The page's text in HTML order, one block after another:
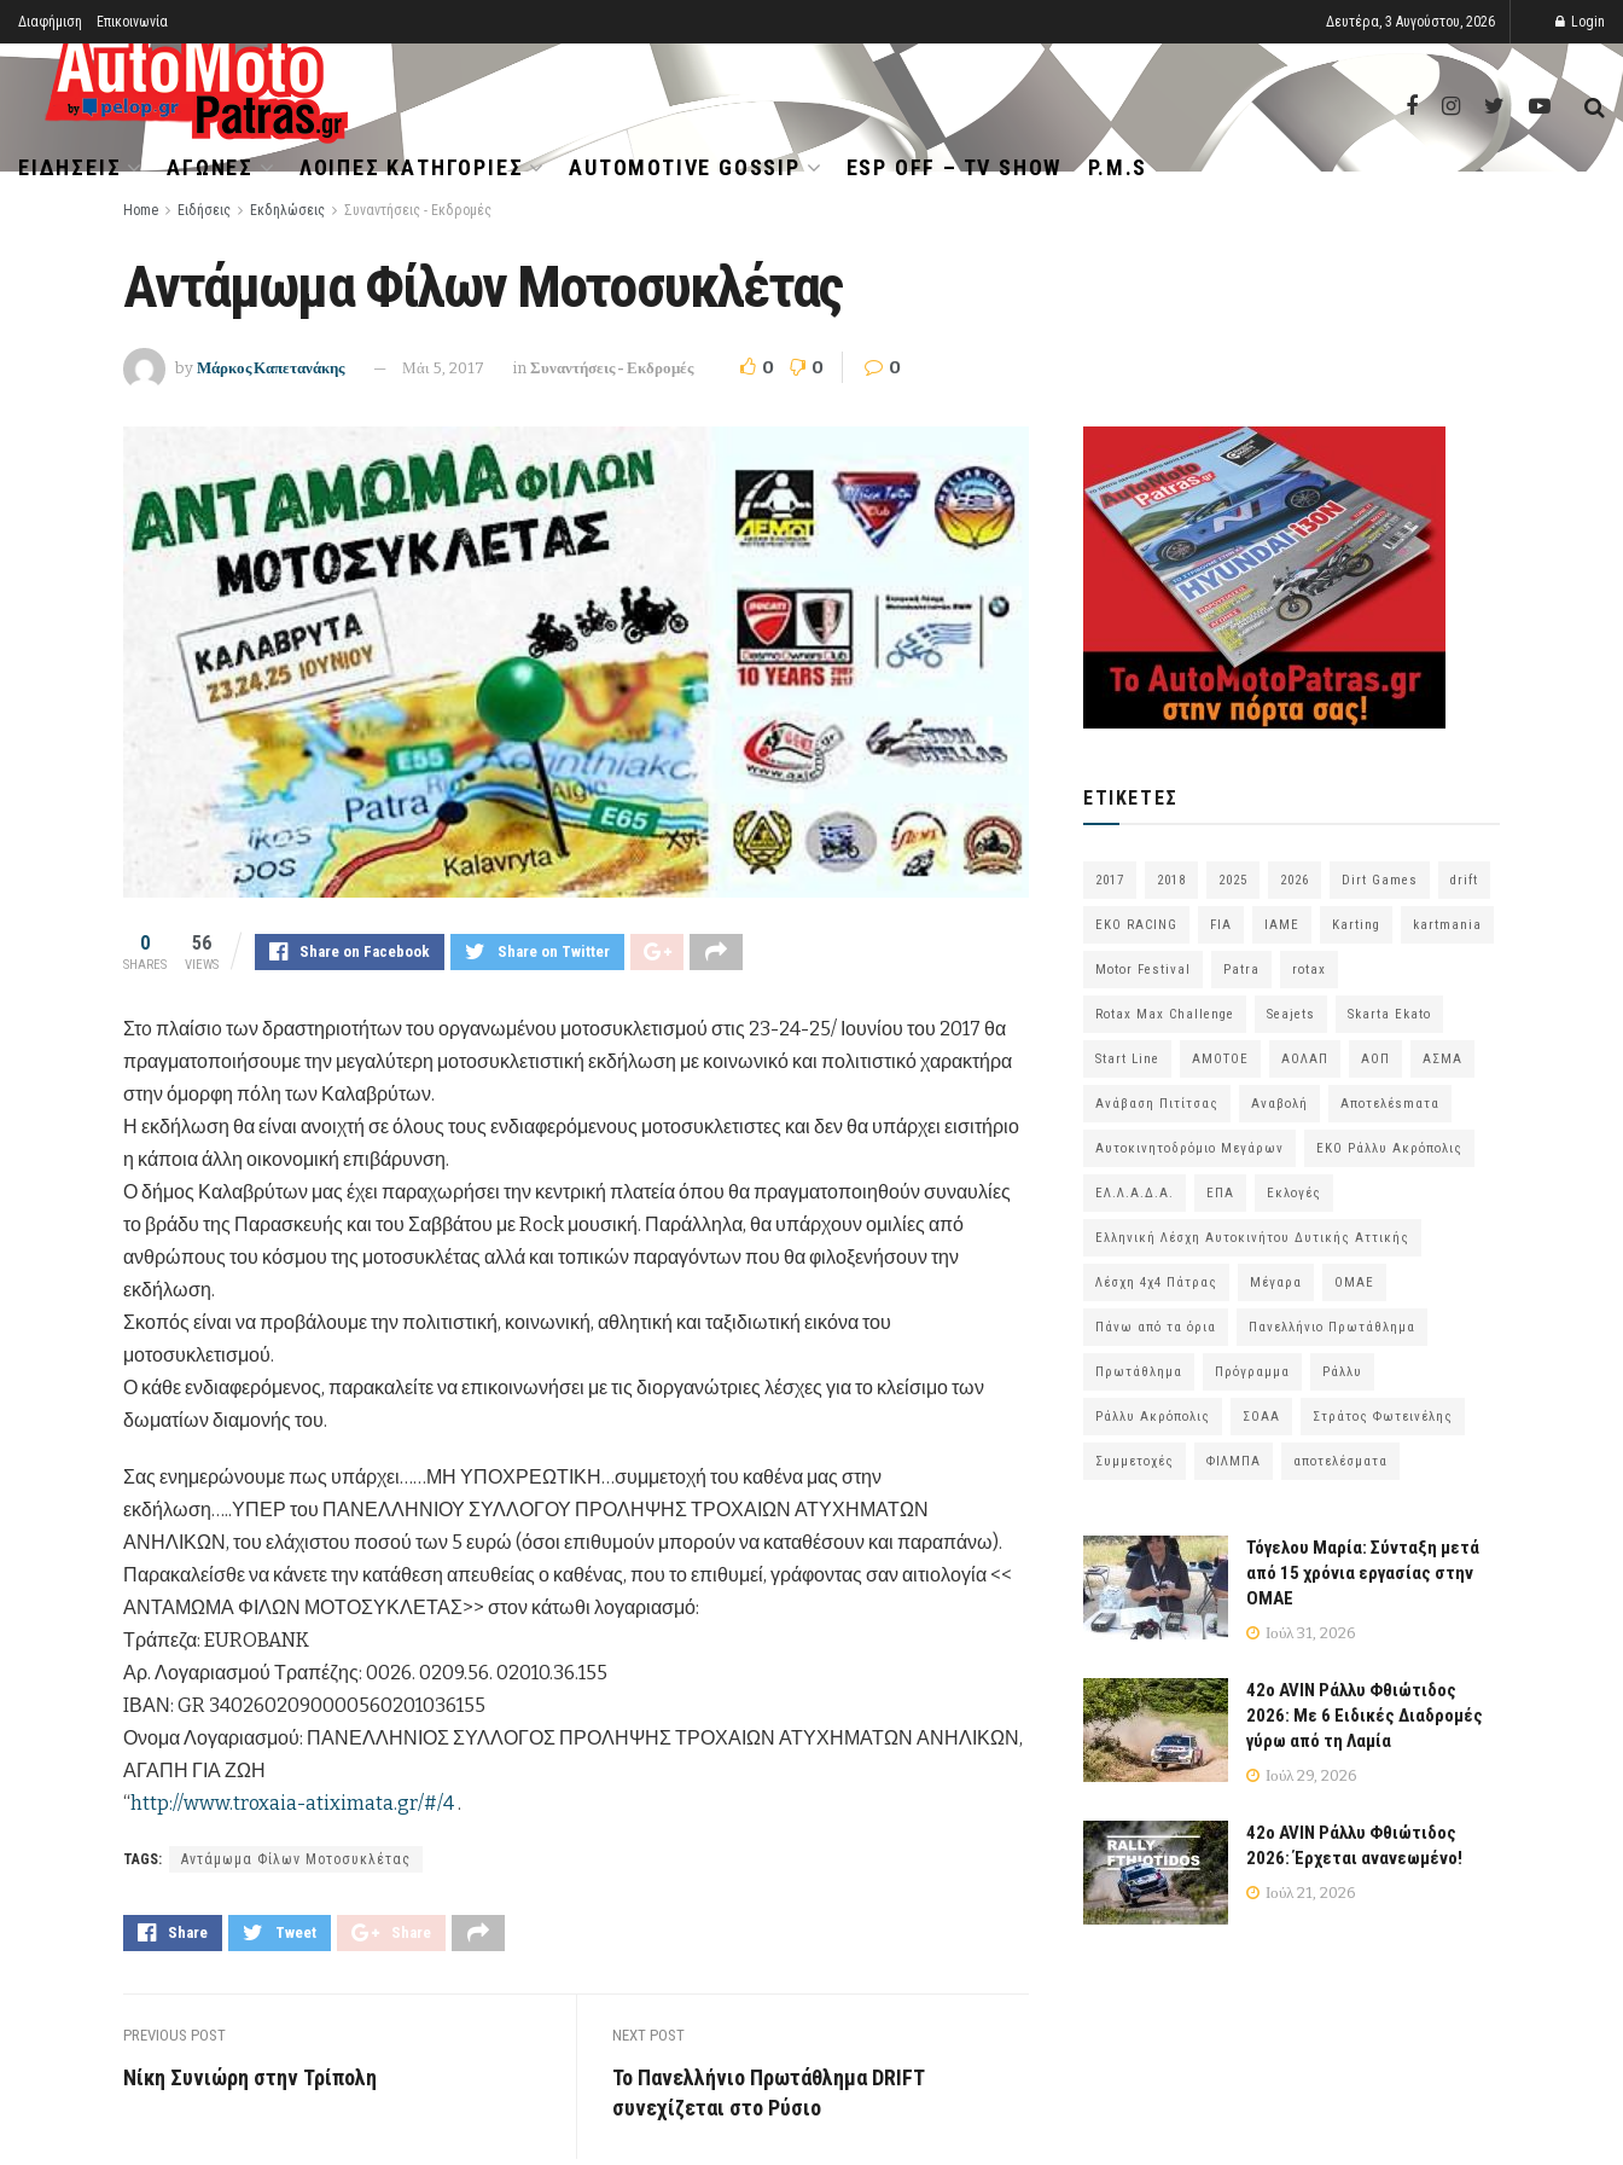
Διαφήμιση Επικοινωνία Δευτέρα, 3 Αυγούστου, 2026 Login
ΕΙΔΉΣΕΙΣ ΑΓΏΝΕΣ ΛΟΙΠΈΣ ΚΑΤΗΓΟΡΊΕΣ AUTOMOTIVE GOSSIP ESP OFF – TV SHOW P.M.S
Home Ειδήσεις Εκδηλώσεις Συναντήσεις - Εκδρομές
Αντάμωμα Φίλων Μοτοσυκλέτας
by Μάρκος Καπετανάκης Μάι 5, 2017 in Συναντήσεις - Εκδρομές 0 0 0
0
SHARES
56
VIEWS
Share on Facebook Share on Twitter
Στo πλαίσιo των δραστηριοτήτων του οργανωμένου μοτοσυκλετισμού στις 23-24-25/ Ιουνίου του 2017 θα
πραγματοποιήσουμε την μεγαλύτερη μοτοσυκλετιστική εκδήλωση με κοινωνικό και πολιτιστικό χαρακτήρα
στην όμορφη πόλη των Καλαβρύτων.
Η εκδήλωση θα είναι ανοιχτή σε όλους τους ενδιαφερόμενους μοτοσυκλετιστες και δεν θα υπάρχει εισιτήριο
η κάποια άλλη οικονομική επιβάρυνση.
Ο δήμος Καλαβρύτων μας έχει παραχωρήσει την κεντρική πλατεία όπου θα πραγματοποιηθούν συναυλίες
το βράδυ της Παρασκευής και του Σαββάτου με Rock μουσική. Παράλληλα, θα υπάρχουν ομιλίες από
ανθρώπους του κόσμου της μοτοσυκλέτας αλλά και τοπικών παραγόντων που θα φιλοξενήσουν την
εκδήλωση.
Σκοπός είναι να προβάλουμε την πολιτιστική, κοινωνική, αθλητική και ταξιδιωτική εικόνα του
μοτοσυκλετισμού.
Ο κάθε ενδιαφερόμενος, παρακαλείτε να επικοινωνήσει με τις διοργανώτριες λέσχες για το κλείσιμο των
δωματίων διαμονής του.
Σας ενημερώνουμε πως υπάρχει……ΜΗ ΥΠΟΧΡΕΩΤΙΚΗ…συμμετοχή του καθένα μας στην
εκδήλωση…..ΥΠΕΡ του ΠΑΝΕΛΛΗΝΙΟΥ ΣΥΛΛΟΓΟΥ ΠΡΟΛΗΨΗΣ ΤΡΟΧΑΙΩΝ ΑΤΥΧΗΜΑΤΩΝ
ΑΝΗΛΙΚΩΝ, του ελάχιστου ποσού των 5 ευρώ (όσοι επιθυμούν μπορούν να καταθέσουν και παραπάνω).
Παρακαλείσθε να κάνετε την κατάθεση απευθείας ο καθένας, που το επιθυμεί, γράφοντας σαν αιτιολογία <<
ΑΝΤΑΜΩΜΑ ΦΙΛΩΝ ΜΟΤΟΣΥΚΛΕΤΑΣ>> στον κάτωθι λογαριασμό:
Τράπεζα: EUROBANK
Αρ. Λογαριασμού Τραπέζης: 0026. 0209.56. 02010.36.155
IΒΑΝ: GR 3402602090000560201036155
Ονομα Λογαριασμού: ΠΑΝΕΛΛΗΝΙΟΣ ΣΥΛΛΟΓΟΣ ΠΡΟΛΗΨΗΣ ΤΡΟΧΑΙΩΝ ΑΤΥΧΗΜΑΤΩΝ ΑΝΗΛΙΚΩΝ,
ΑΓΑΠΗ ΓΙΑ ΖΩΗ
“http://www.troxaia-atiximata.gr/#/4.
TAGS: Αντάμωμα Φίλων Μοτοσυκλέτας
Share Tweet Share
PREVIOUS POST
Νίκη Συνιώρη στην Τρίπολη
NEXT POST
Το Πανελλήνιο Πρωτάθλημα DRIFT
συνεχίζεται στο Ρύσιο
ΕΤΙΚΈΤΕΣ
2017 2018 2025 2026 Dirt Games drift
EKO RACING FIA IAME Karting kartmania
Motor Festival Patra rotax
Rotax Max Challenge Seajets Skarta Ekato
Start Line ΑΜΟΤΟΕ ΑΟΛΑΠ ΑΟΠ ΑΣΜΑ
Ανάβαση Πιτίτσας Αναβολή Αποτελέsmατα
Αυτοκινητοδρόμιο Μεγάρων ΕΚΟ Ράλλυ Ακρόπολις
ΕΛ.Λ.Α.Δ.Α. ΕΠΑ Εκλογές
Ελληνική Λέσχη Αυτοκινήτου Δυτικής Αττικής
Λέσχη 4χ4 Πάτρας Μέγαρα ΟΜΑΕ
Πάνω από τα όρια Πανελλήνιο Πρωτάθλημα
Πρωτάθλημα Πρόγραμμα Ράλλυ
Ράλλυ Ακρόπολις ΣΟΑΑ Στράτος Φωτεινέλης
Συμμετοχές ΦΙΛΜΠΑ αποτελέσματα
Τόγελου Μαρία: Σύνταξη μετά
από 15 χρόνια εργασίας στην
ΟΜΑΕ
Ιούλ 31, 2026
42ο AVIN Ράλλυ Φθιώτιδος
2026: Με 6 Ειδικές Διαδρομές
γύρω από τη Λαμία
Ιούλ 29, 2026
42ο AVIN Ράλλυ Φθιώτιδος
2026: Έρχεται ανανεωμένο!
Ιούλ 21, 2026